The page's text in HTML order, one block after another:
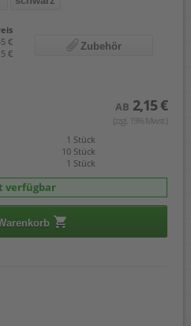
€
€
Zubehör
AB 2,15 €
(zzgl. 19% Mwst.)
1 Stück
10 Stück
1 Stück
verfügbar